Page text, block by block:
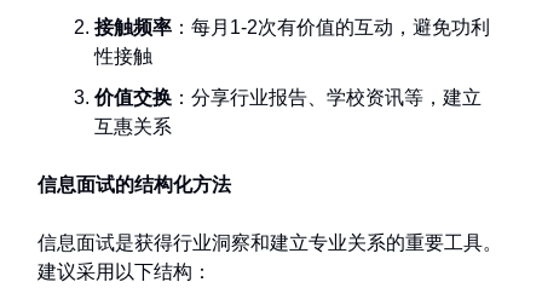
接触频率 ：每月1-2次有价值的互动，避免功利
性接触
价值交换 ：分享行业报告、学校资讯等，建立
互惠关系
信息面试的结构化方法
信息面试是获得行业洞察和建立专业关系的重要工具。
建议采用以下结构：